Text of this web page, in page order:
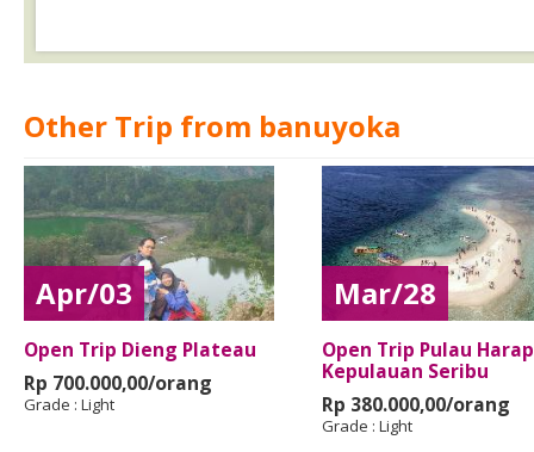
Other Trip from banuyoka
Apr/03
Open Trip Dieng Plateau
Rp 700.000,00/orang
Grade : Light
Mar/28
Open Trip Pulau
Kepulauan Seribu
Rp 380.000,00/orang
Grade : Light